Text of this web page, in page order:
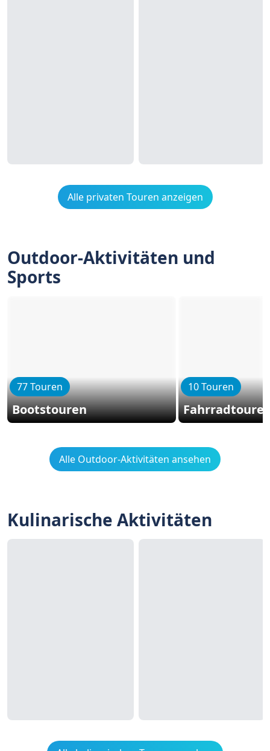
Alle privaten Touren anzeigen
Outdoor-Aktivitäten und
Sports
77 Touren
Bootstouren
10 Touren
Alle Outdoor-Aktivitäten ansehen
Kulinarische Aktivitäten